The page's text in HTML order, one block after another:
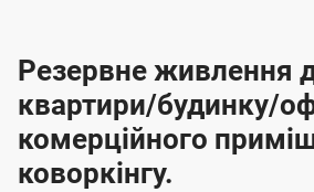
Резервне живлення
квартири/будинку/
комерційного
коворкінгу.